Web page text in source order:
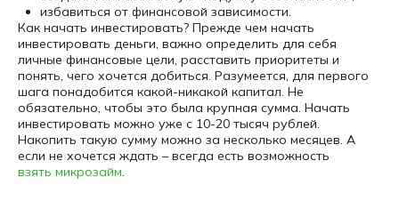
избавиться от финансовой зависимости.
Как начать инвестировать? Прежде чем начать
инвестировать деньги, важно определить для себя
личные финансовые цели, расставить приоритеты и
понять, чего хочется добиться. Разумеется, для первого
шага понадобится какой-никакой капитал. Не
обязательно, чтобы это была крупная сумма. Начать
инвестировать можно уже с 10-20 тысяч рублей.
Накопить такую сумму можно за несколько месяцев. А
если не хочется ждать – всегда есть возможность
взять микрозайм.